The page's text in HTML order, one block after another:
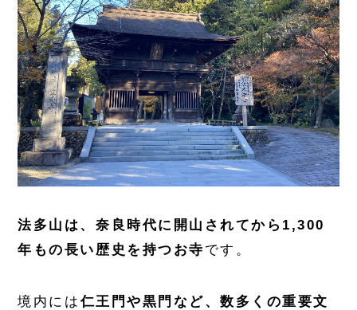
法多山は、奈良時代に開山されてから1,300
年もの長い歴史を持つお寺 です。
境内には仁王門や黒門など、数多くの重要文